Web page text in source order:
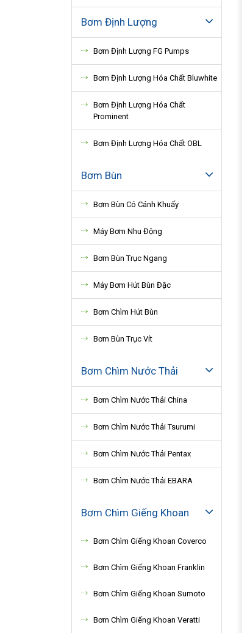
Bơm Định Lượng
Bơm Định Lượng FG Pumps
Bơm Định Lượng Hóa Chất Bluwhite
Bơm Định Lượng Hóa Chất
Prominent
Bơm Định Lượng Hóa Chất OBL
Bơm Bùn
Bơm Bùn Có Cánh Khuấy
Máy Bơm Nhu Động
Bơm Bùn Trục Ngang
Máy Bơm Hút Bùn Đặc
Bơm Chìm Hút Bùn
Bơm Bùn Trục Vít
Bơm Chìm Nước Thải
Bơm Chìm Nước Thải China
Bơm Chìm Nước Thải Tsurumi
Bơm Chìm Nước Thải Pentax
Bơm Chìm Nước Thải EBARA
Bơm Chìm Giếng Khoan
Bơm Chìm Giếng Khoan Coverco
Bơm Chìm Giếng Khoan Franklin
Bơm Chìm Giếng Khoan Sumoto
Bơm Chìm Giếng Khoan Veratti